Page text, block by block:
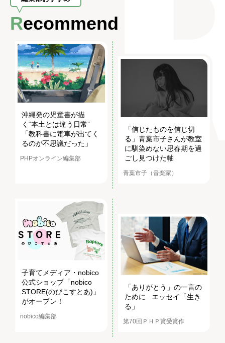
Recommend
沖縄発の児童書が描
く“本土とは違う日常”
「教科書に電車が出てく
るのが不思議だった」
PHPオンライン編集部
「信じたものを信じ切
る」青葉市子さんが教室
に馴染めない思春期を過
ごし見つけた軸
青葉市子（音楽家）
子育てメディア・nobico
公式ショップ「nobico
STORE(のびこすとあ)」
がオープン！
nobico編集部
「ありがとう」の一言の
ために...エッセイ「生き
る」
第70回ＰＨＰ賞受賞作